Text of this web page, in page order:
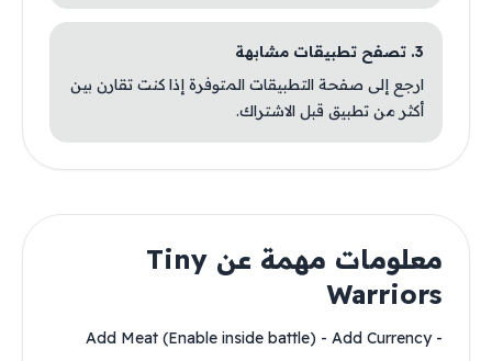
3. تصفح تطبيقات مشابهة
ارجع إلى صفحة التطبيقات المتوفرة إذا كنت تقارن بين
أكثر من تطبيق قبل الاشتراك.
معلومات مهمة عن Tiny
Warriors
- Add Meat (Enable inside battle) - Add Currency